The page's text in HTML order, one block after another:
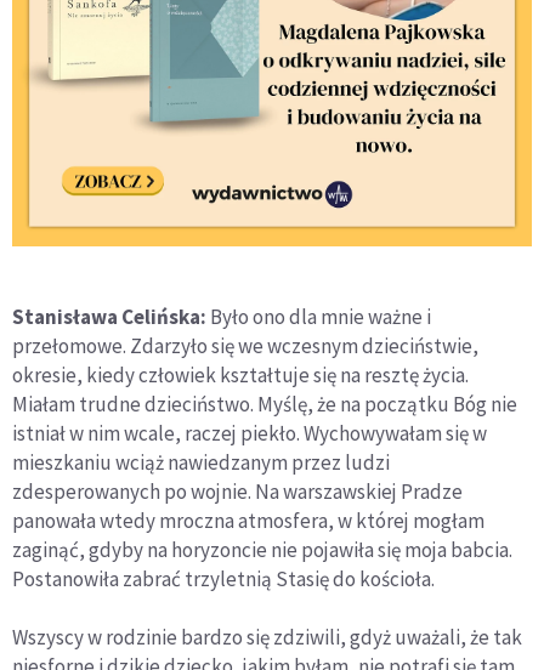
Stanisława Celińska: Było ono dla mnie ważne i
przełomowe. Zdarzyło się we wczesnym dzieciństwie,
okresie, kiedy człowiek kształtuje się na resztę życia.
Miałam trudne dzieciństwo. Myślę, że na początku Bóg nie
istniał w nim wcale, raczej piekło. Wychowywałam się w
mieszkaniu wciąż nawiedzanym przez ludzi
zdesperowanych po wojnie. Na warszawskiej Pradze
panowała wtedy mroczna atmosfera, w której mogłam
zaginąć, gdyby na horyzoncie nie pojawiła się moja babcia.
Postanowiła zabrać trzyletnią Stasię do kościoła.
Wszyscy w rodzinie bardzo się zdziwili, gdyż uważali, że tak